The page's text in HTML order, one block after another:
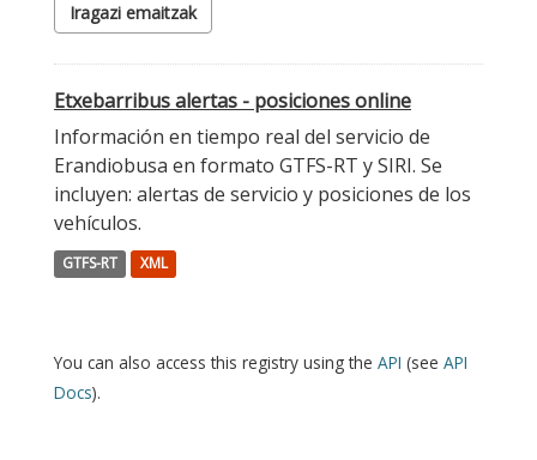
Iragazi emaitzak
Etxebarribus alertas - posiciones online
Información en tiempo real del servicio de
Erandiobusa en formato GTFS-RT y SIRI. Se
incluyen: alertas de servicio y posiciones de los
vehículos.
GTFS-RT XML
You can also access this registry using the API (see API
Docs).